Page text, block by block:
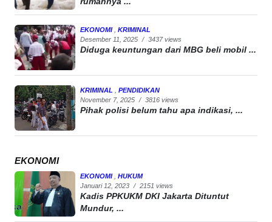
EKONOMI
KRIMINAL
Desember 11, 2025 / 3437 views
Diduga keuntungan dari MBG beli mobil ...
KRIMINAL
PENDIDIKAN
November 7, 2025 / 3816 views
Pihak polisi belum tahu apa indikasi, ...
EKONOMI
EKONOMI
HUKUM
Januari 12, 2023 / 2151 views
Kadis PPKUKM DKI Jakarta Dituntut
Mundur, ...